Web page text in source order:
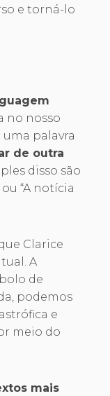
e torná-lo
no nosso
uma palavra
de outra
disso são
“A notícia
Clarice
A
de
podemos
e
meio do
mais